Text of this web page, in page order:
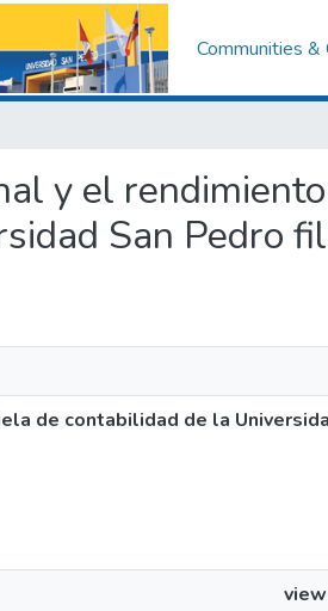
Communities &
y el
San Pedro
de contabilidad de la